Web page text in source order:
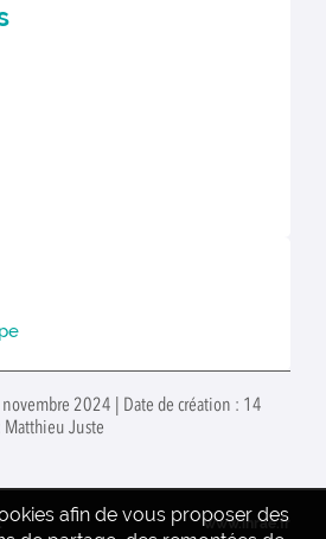
2024 | Date de création : 14
Juste
afin de vous proposer des
www.inrae.fr